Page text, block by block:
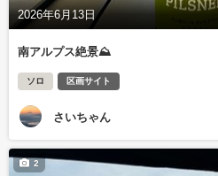
2026年6月13日
南アルプス絶景⛰️
ソロ 区画サイト
さいちゃん
2